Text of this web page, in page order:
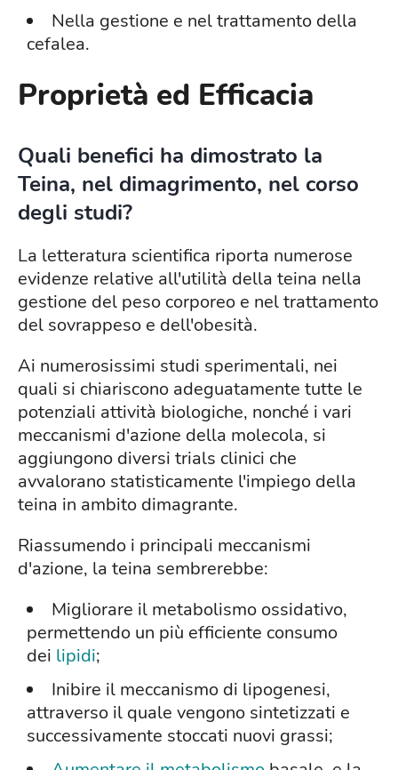
Nella gestione e nel trattamento della
cefalea.
Proprietà ed Efficacia
Quali benefici ha dimostrato la
Teina, nel dimagrimento, nel corso
degli studi?
La letteratura scientifica riporta numerose
evidenze relative all'utilità della teina nella
gestione del peso corporeo e nel trattamento
del sovrappeso e dell'obesità.
Ai numerosissimi studi sperimentali, nei
quali si chiariscono adeguatamente tutte le
potenziali attività biologiche, nonché i vari
meccanismi d'azione della molecola, si
aggiungono diversi trials clinici che
avvalorano statisticamente l'impiego della
teina in ambito dimagrante.
Riassumendo i principali meccanismi
d'azione, la teina sembrerebbe:
Migliorare il metabolismo ossidativo,
permettendo un più efficiente consumo
dei lipidi;
Inibire il meccanismo di lipogenesi,
attraverso il quale vengono sintetizzati e
successivamente stoccati nuovi grassi;